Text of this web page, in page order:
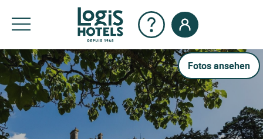
Fotos ansehen